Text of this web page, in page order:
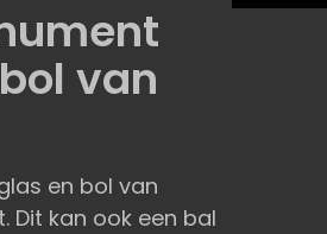
van
en bol van
Dit kan ook een bal